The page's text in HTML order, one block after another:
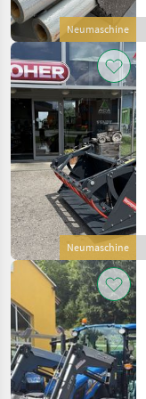
Neumaschine
Neumaschine